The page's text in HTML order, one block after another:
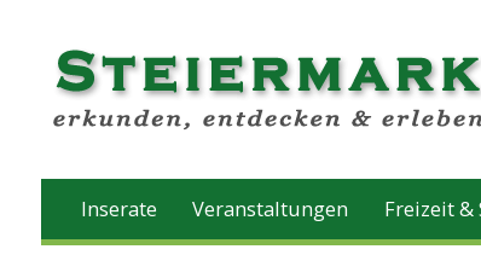
Inserate Veranstaltungen Freizeit &